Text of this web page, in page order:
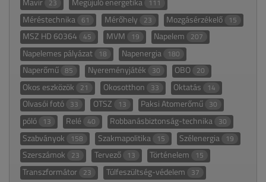
23 111
Méréstechnika 61 Mérőhely 23 Mozgásérzékelő 15
MSZ HD 60364 45 MVM 19 Napelem 207
Napelemes pályázat 18 Napenergia 180
Naperőmű 85 Nyereményjáték 30 OBO 20
Okos eszközök 21 Okosotthon 33 Oktatás 14
Olvasói fotó 33 OTSZ 13 Paksi Atomerőmű 30
póló 13 Relé 40 Robbanásbiztonság-technika 30
Szabványok 158 Szakmapolitika 15 Szélenergia 19
Szerszámok 23 Tervező 13 Történelem 15
Transzformátor 23 Túlfeszültség-védelem 37